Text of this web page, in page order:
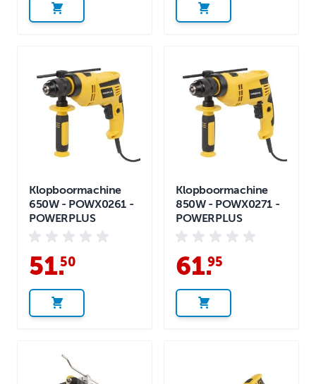
Klopboormachine
650W - POWX0261 -
POWERPLUS
51.
50
Klopboormachine
850W - POWX0271 -
POWERPLUS
61.
95